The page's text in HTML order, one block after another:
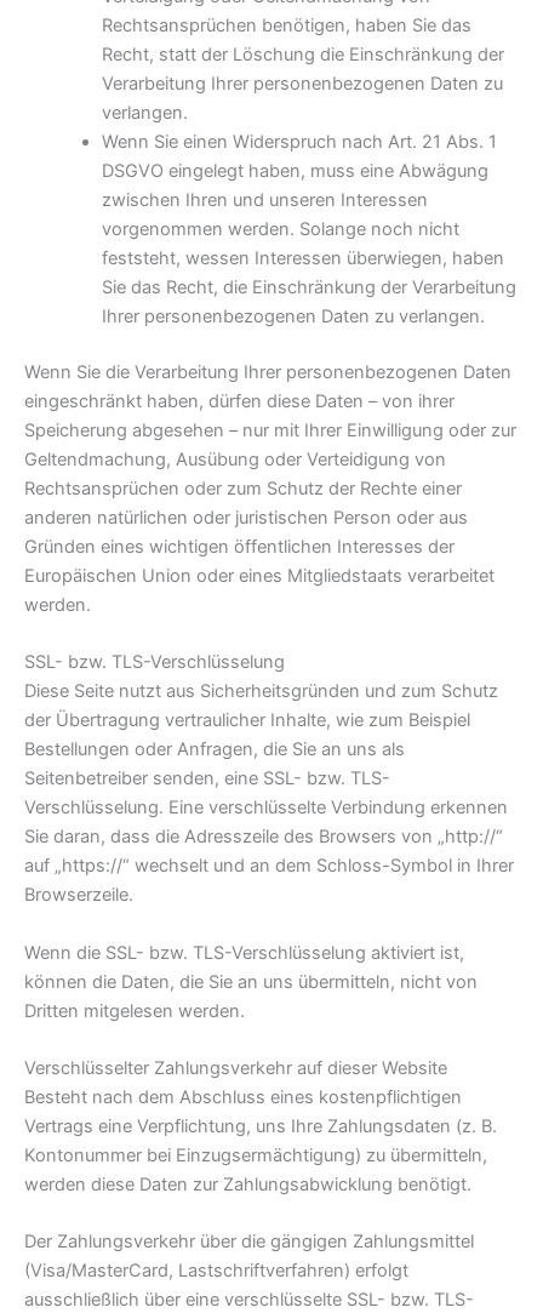
Rechtsansprüchen benötigen, haben Sie das
Recht, statt der Löschung die Einschränkung der
Verarbeitung Ihrer personenbezogenen Daten zu
verlangen.
Wenn Sie einen Widerspruch nach Art. 21 Abs. 1
DSGVO eingelegt haben, muss eine Abwägung
zwischen Ihren und unseren Interessen
vorgenommen werden. Solange noch nicht
feststeht, wessen Interessen überwiegen, haben
Sie das Recht, die Einschränkung der Verarbeitung
Ihrer personenbezogenen Daten zu verlangen.
Wenn Sie die Verarbeitung Ihrer personenbezogenen Daten
eingeschränkt haben, dürfen diese Daten – von ihrer
Speicherung abgesehen – nur mit Ihrer Einwilligung oder zur
Geltendmachung, Ausübung oder Verteidigung von
Rechtsansprüchen oder zum Schutz der Rechte einer
anderen natürlichen oder juristischen Person oder aus
Gründen eines wichtigen öffentlichen Interesses der
Europäischen Union oder eines Mitgliedstaats verarbeitet
werden.
SSL- bzw. TLS-Verschlüsselung
Diese Seite nutzt aus Sicherheitsgründen und zum Schutz
der Übertragung vertraulicher Inhalte, wie zum Beispiel
Bestellungen oder Anfragen, die Sie an uns als
Seitenbetreiber senden, eine SSL- bzw. TLS-
Verschlüsselung. Eine verschlüsselte Verbindung erkennen
Sie daran, dass die Adresszeile des Browsers von „http://“
auf „https://“ wechselt und an dem Schloss-Symbol in Ihrer
Browserzeile.
Wenn die SSL- bzw. TLS-Verschlüsselung aktiviert ist,
können die Daten, die Sie an uns übermitteln, nicht von
Dritten mitgelesen werden.
Verschlüsselter Zahlungsverkehr auf dieser Website
Besteht nach dem Abschluss eines kostenpflichtigen
Vertrags eine Verpflichtung, uns Ihre Zahlungsdaten (z. B.
Kontonummer bei Einzugsermächtigung) zu übermitteln,
werden diese Daten zur Zahlungsabwicklung benötigt.
Der Zahlungsverkehr über die gängigen Zahlungsmittel
(Visa/MasterCard, Lastschriftverfahren) erfolgt
ausschließlich über eine verschlüsselte SSL- bzw. TLS-